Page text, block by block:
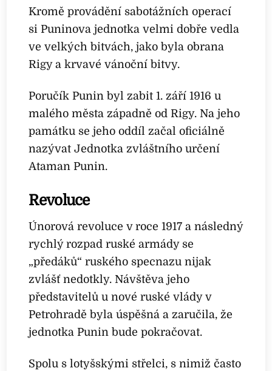
Kromě provádění sabotážních operací
si Puninova jednotka velmi dobře vedla
ve velkých bitvách, jako byla obrana
Rigy a krvavé vánoční bitvy.
Poručík Punin byl zabit 1. září 1916 u
malého města západně od Rigy. Na jeho
památku se jeho oddíl začal oficiálně
nazývat Jednotka zvláštního určení
Ataman Punin.
Revoluce
Únorová revoluce v roce 1917 a následný
rychlý rozpad ruské armády se
„předáků“ ruského specnazu nijak
zvlášť nedotkly. Návštěva jeho
představitelů u nové ruské vlády v
Petrohradě byla úspěšná a zaručila, že
jednotka Punin bude pokračovat.
Spolu s lotyšskými střelci, s nimiž často